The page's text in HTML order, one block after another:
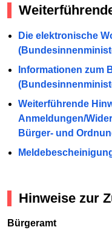
Die elektronische
Informationen zum
Weiterführende
Anmeldungen/
Bürger- und
Hinweise zur
Bürgeramt